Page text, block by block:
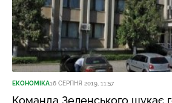
ЕКОНОМІКА16 СЕРПНЯ 2019, 11:57
Команда Зеленського шукає